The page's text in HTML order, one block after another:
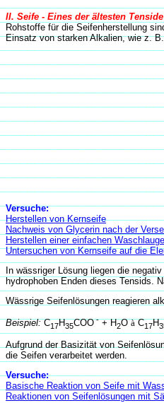
II. Seife - Eines der ältesten Tenside
Rohstoffe für die Seifenherstellung
Einsatz von starken Alkalien, wie z.
Versuche:
Herstellen von Kernseife
Nachweis von Glycerin nach der
Herstellen einer einfachen
Untersuchen von Kernseife auf die
In wässriger Lösung liegen die
hydrophoben Enden dieses Tensids.
Wässrige Seifenlösungen reagieren
Beispiel:C17H35COO-+ H2OàC17H
Aufgrund der Basizität von
die Seifen verarbeitet werden.
Versuche:
Basische Reaktion von Seife mit
Reaktionen von Seifenlösungen mit